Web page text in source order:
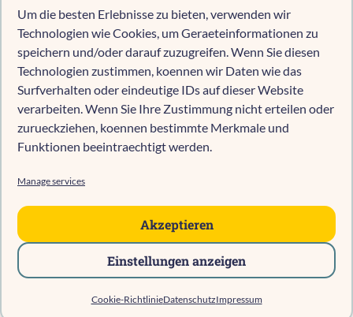
Um die besten Erlebnisse zu bieten, verwenden wir
Technologien wie Cookies, um Geraeteinformationen zu
speichern und/oder darauf zuzugreifen. Wenn Sie diesen
Technologien zustimmen, koennen wir Daten wie das
Surfverhalten oder eindeutige IDs auf dieser Website
verarbeiten. Wenn Sie Ihre Zustimmung nicht erteilen oder
zurueckziehen, koennen bestimmte Merkmale und
Funktionen beeintraechtigt werden.
Manage services
Akzeptieren
Einstellungen anzeigen
Cookie-RichtlinieDatenschutzImpressum
Karriere bei pro multis
Impressum
Datenschutz
Cookie-Richtlinie (EU)
Kind anmelden
Kita-Navigator Kreis Heinsberg
Kita-Navigator Stadt Heinsberg
Kita-Navigator Geilenkirchen
Kita-Navigator Erkelenz
Kita-Navigator Hückelhoven